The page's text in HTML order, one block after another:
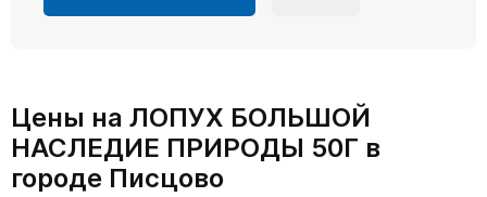
Цены на ЛОПУХ БОЛЬШОЙ
НАСЛЕДИЕ ПРИРОДЫ 50Г в
городе Писцово